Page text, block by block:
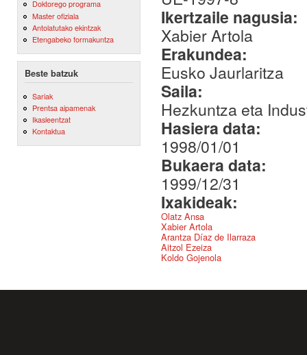
Doktorego programa
Master ofiziala
Antolatutako ekintzak
Etengabeko formakuntza
Beste batzuk
Sariak
Prentsa aipamenak
Ikasleentzat
Kontaktua
Ikertzaile nagusia:
Xabier Artola
Erakundea:
Eusko Jaurlaritza
Saila:
Hezkuntza eta
Hasiera data:
1998/01/01
Bukaera data:
1999/12/31
Ixakideak:
Olatz Ansa
Xabier Artola
Arantza Díaz de Ilarraza
Aitzol Ezeiza
Koldo Gojenola